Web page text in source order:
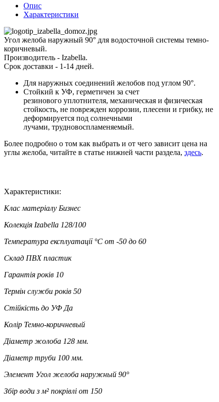
Опис
Характеристики
Угол желоба наружный 90° для водосточной системы темно-
коричневый.
Производитель - Izabella.
Срок доставки - 1-14 дней.
Для наружных соединений желобов под углом 90°.
Стойкий к УФ, герметичен за счет
резинового уплотнителя, механическая и физическая
стойкость, не поврежден коррозии, плесени и грибку, не
деформируется под солнечными
лучами, трудновоспламеняемый.
Более подробно о том как выбрать и от чего зависит цена на
углы желоба, читайте в статье нижней части раздела, здесь.
Характеристики:
Клас матеріалу Бизнес
Колекція Izabella 128/100
Температура експлуатації °C от -50 до 60
Склад ПВХ пластик
Гарантія років 10
Термін служби років 50
Стійкість до УФ Да
Колір Темно-коричневый
Діаметр жолоба 128 мм.
Діаметр труби 100 мм.
Элемент Угол желоба наружный 90°
Збір води з м² покрівлі от 150